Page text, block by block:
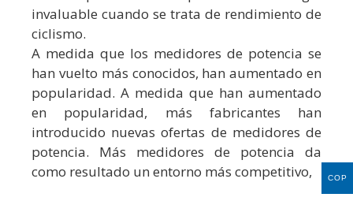
invaluable cuando se trata de rendimiento de
ciclismo.
A medida que los medidores de potencia se
han vuelto más conocidos, han aumentado en
popularidad. A medida que han aumentado
en popularidad, más fabricantes han
introducido nuevas ofertas de medidores de
potencia. Más medidores de potencia da
como resultado un entorno más competitivo,
COP